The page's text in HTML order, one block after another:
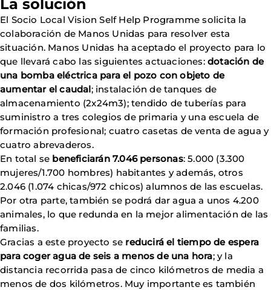
La solución
El Socio Local Vision Self Help Programme solicita la
colaboración de Manos Unidas para resolver esta
situación. Manos Unidas ha aceptado el proyecto para lo
que llevará cabo las siguientes actuaciones:dotación de
una bomba eléctrica para el pozo con objeto de
aumentar el caudal; instalación de tanques de
almacenamiento (2x24m3); tendido de tuberías para
suministro a tres colegios de primaria y una escuela de
formación profesional; cuatro casetas de venta de agua y
cuatro abrevaderos.
En total se beneficiarán 7.046 personas: 5.000 (3.300
mujeres/1.700 hombres) habitantes y además, otros
2.046 (1.074 chicas/972 chicos) alumnos de las escuelas.
Por otra parte, también se podrá dar agua a unos 4.200
animales, lo que redunda en la mejor alimentación de las
familias.
Gracias a este proyecto se reducirá el tiempo de espera
para coger agua de seis a menos de una hora; y la
distancia recorrida pasa de cinco kilómetros de media a
menos de dos kilómetros. Muy importante es también